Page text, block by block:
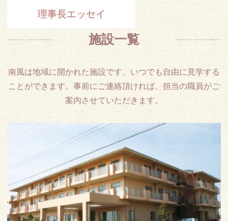
特集一覧
理事長エッセイ
施設一覧
南風は地域に開かれた施設です。いつでも自由に見学する
ことができます。事前にご連絡頂ければ、担当の職員がご
案内させていただきます。